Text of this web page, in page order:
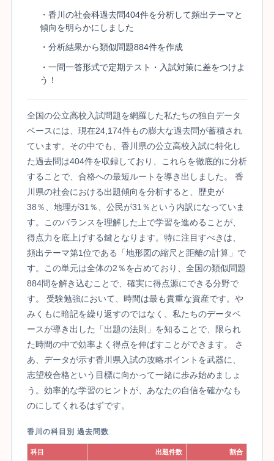
・香川の社会科過去問404件を分析して頻出テーマと
傾向を明らかにしました
・分析結果から類似問題884件を作成
・一問一答形式で定期テスト・入試対策に差をつけよ
う！
全国の公立高校入試問題を網羅した私たちの独自データ
ベースには、現在24,174件もの膨大な過去問が蓄積され
ています。その中でも、香川県の公立高校入試に特化し
た過去問は404件を収録しており、これらを徹底的に分析
することで、合格への最短ルートを導き出しました。 香
川県の社会における出題傾向を分析すると、歴史が
38％、地理が31％、公民が31％という内訳になっていま
す。このバランスを理解した上で学習を進めることが、
得点力を底上げする鍵となります。特に注目すべきは、
頻出テーマ第1位である「地形図の縮尺と距離の計算」で
す。この単元は全体の2％を占めており、全国の類似問題
884問を解き込むことで、確実に得点源にできる分野で
す。 受験勉強において、時間は最も貴重な資産です。や
みくもに暗記を繰り返すのではなく、私たちのデータベ
ースが導き出した「出題の法則」を知ることで、限られ
た時間の中で効率よく得点を伸ばすことができます。 さ
あ、データが示す香川県入試の攻略ポイントを武器に、
志望校合格という目標に向かって一緒に歩み始めましょ
う。効率的な学習のヒントが、あなたの自信を確かなも
のにしてくれるはずです。
香川の科目別 過去問数
科目 出題件数 割合